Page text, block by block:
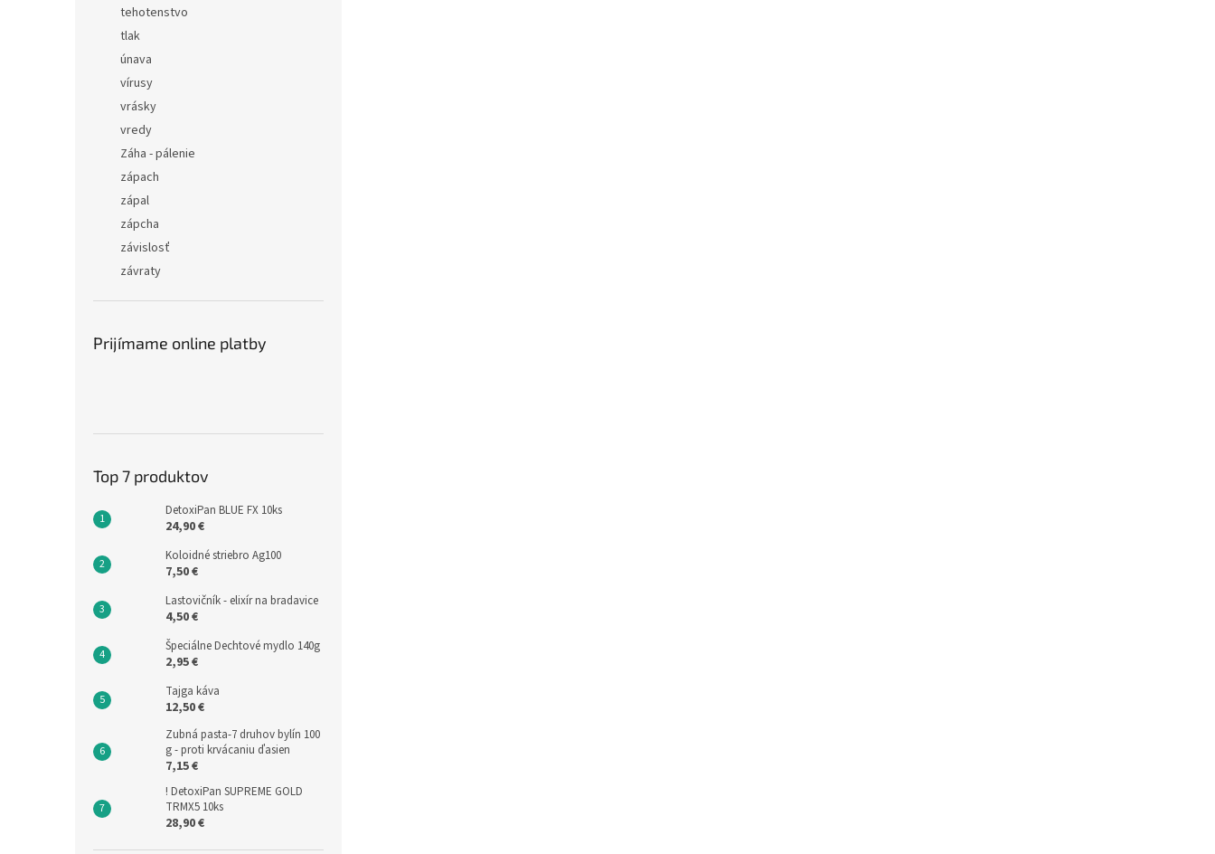
tehotenstvo
tlak
únava
vírusy
vrásky
vredy
Záha - pálenie
zápach
zápal
zápcha
závislosť
závraty
Prijímame online platby
Top 7 produktov
DetoxiPan BLUE FX 10ks
24,90 €
Koloidné striebro Ag100
7,50 €
Lastovičník - elixír na bradavice
4,50 €
Špeciálne Dechtové mydlo 140g
2,95 €
Tajga káva
12,50 €
Zubná pasta-7 druhov bylín 100
g - proti krvácaniu ďasien
7,15 €
! DetoxiPan SUPREME GOLD
TRMX5 10ks
28,90 €